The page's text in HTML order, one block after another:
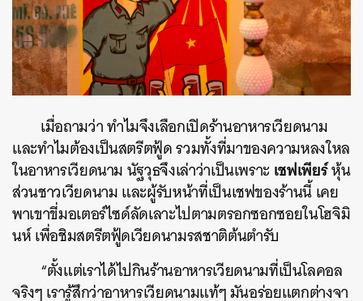
เมื่อถามว่า ทำไมจึงเลือกเปิดร้านอาหารเวียดนาม
และทำไมต้องเป็นสตรีตฟู้ด รวมทั้งที่มาของความหลงใหล
ในอาหารเวียดนาม นัฐวุธจึงเล่าว่าเป็นเพราะ เชฟเพียร์หุ้น
ส่วนชาวเวียดนาม และผู้รับหน้าที่เป็นเชฟของร้านนี้ เคย
พาเขาขี่มอเตอร์ไซด์ลัดเลาะไปตามตรอกซอกซอยในโฮจิมิ
นห์ เพื่อชิมสตรีตฟู้ดเวียดนามรสชาติต้นตำรับ
“ตั้งแต่เราได้ไปกินร้านอาหารเวียดนามที่เป็นโลคอล
จริงๆ เรารู้สึกว่าอาหารเวียดนามแท้ๆ มันอร่อยแตกต่างจา